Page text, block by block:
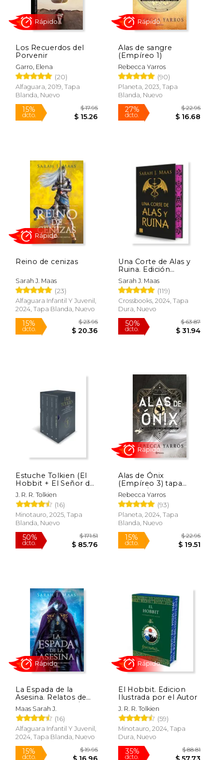
15%
dcto.
19%
dcto.
Los Recuerdos del
Porvenir
Garro, Elena
(20)
Alfaguara, 2019, Tapa
Blanda, Nuevo
15%
dcto.
$ 17.95
$ 15.26
Rápido
Alas de sangre
(Empíreo 1)
Rebecca Yarros
(90)
Planeta, 2023, Tapa
Blanda, Nuevo
dcto. $
Rápido
Reino de cenizas
Sarah J. Maas
(23)
Alfaguara Infantil Y Juvenil,
2024, Tapa Blanda, Nuevo
Una Corte de Alas y
Ruina. Edición
Especial
Sarah J. Maas
(119)
Crossbooks, 2024, Tapa
Dura, Nuevo
Estuche Tolkien (El
Hobbit + El Señor de
los Anillos) NE
J. R. R. Tolkien
(16)
Minotauro, 2025, Tapa
Blanda, Nuevo
Alas de Ónix
(Empíreo 3) tapa
blanda / español
Rebecca Yarros
(93)
Planeta, 2024, Tapa
Blanda, Nuevo
Rápido
La Espada de la
Asesina. Relatos de
Trono de Cristal / the
Assassins Blade: The
Throne of Glass
Novellas
Maas Sarah J.
(16)
Alfaguara Infantil Y Juvenil,
2024, Tapa Blanda, Nuevo
El Hobbit. Edicion
Ilustrada por el Autor
J. R. R. Tolkien
(59)
Minotauro, 2024, Tapa
Dura, Nuevo